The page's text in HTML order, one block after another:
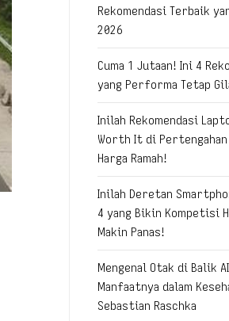
Rekomendasi Terbaik
2026
Cuma 1 Jutaan! Ini 4
yang Performa Tetap
Inilah Rekomendasi
Worth It di Pertengahan
Harga Ramah!
Inilah Deretan
4 yang Bikin Kompetisi
Makin Panas!
Mengenal Otak di Balik
Manfaatnya dalam
Sebastian Raschka